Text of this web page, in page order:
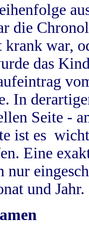
die
krank war,
das
In
Seite -
ist es
Eine
nur
und Jahr.